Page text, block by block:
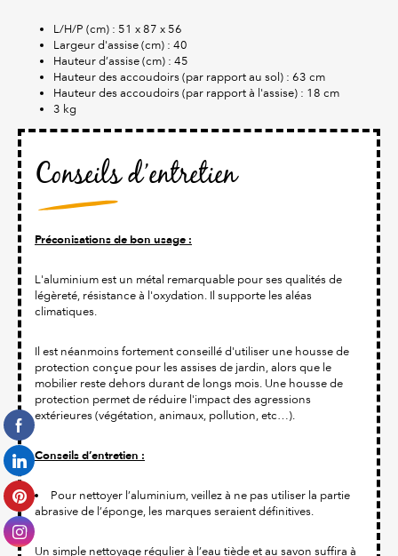
L/H/P (cm) : 51 x 87 x 56
Largeur d'assise (cm) : 40
Hauteur d’assise (cm) : 45
Hauteur des accoudoirs (par rapport au sol) : 63 cm
Hauteur des accoudoirs (par rapport à l'assise) : 18 cm
3 kg
Conseils d’entretien
Préconisations de bon usage :
L'aluminium est un métal remarquable pour ses qualités de
légèreté, résistance à l'oxydation. Il supporte les aléas
climatiques.
Il est néanmoins fortement conseillé d'utiliser une housse de
protection conçue pour les assises de jardin, alors que le
mobilier reste dehors durant de longs mois. Une housse de
protection permet de réduire l'impact des agressions
extérieures (végétation, animaux, pollution, etc…).
Conseils d’entretien :
Pour nettoyer l’aluminium, veillez à ne pas utiliser la partie
abrasive de l’éponge, les marques seraient définitives.
Un simple nettoyage régulier à l’eau tiède et au savon suffira à